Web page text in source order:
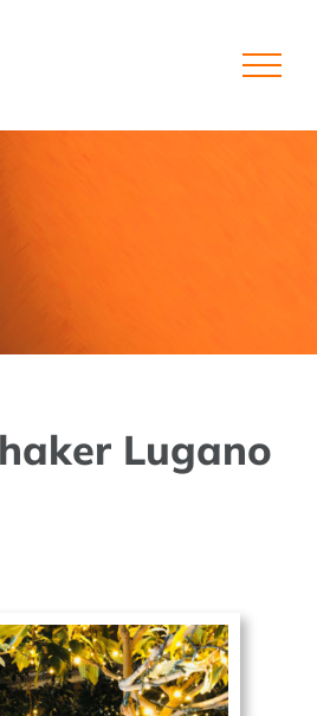
Lugano